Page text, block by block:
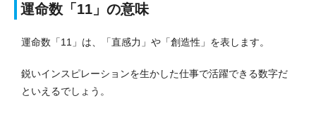
運命数「11」の意味
運命数「11」は、「直感力」や「創造性」を表します。
鋭いインスピレーションを生かした仕事で活躍できる数字だ
といえるでしょう。